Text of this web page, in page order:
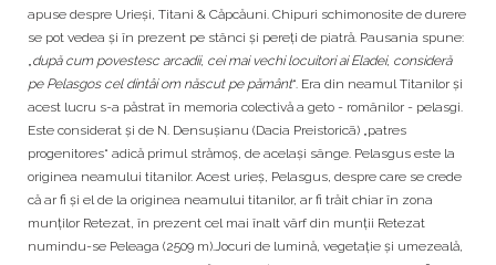
apuse despre Urieși, Titani & Căpcăuni. Chipuri schimonosite de durere
se pot vedea și în prezent pe stânci și pereți de piatră. Pausania spune:
după cum povestesc arcadii, cei mai vechi locuitori ai Eladei, consideră
pe Pelasgos cel dintâi om născut pe pământ“. Era din neamul Titanilor şi
acest lucru s-a păstrat în memoria colectivă a geto - românilor - pelasgi.
Este considerat şi de N. Densuşianu (Dacia Preistoricã) „patres
progenitores“ adică primul strămoş, de acelaşi sânge. Pelasgus este la
originea neamului titanilor. Acest urieș, Pelasgus, despre care se crede
că ar fi și el de la originea neamului titanilor, ar fi trăit chiar în zona
munților Retezat, în prezent cel mai înalt vârf din munții Retezat
numindu-se Peleaga (2509 m).Jocuri de lumină, vegetație și umezeală,